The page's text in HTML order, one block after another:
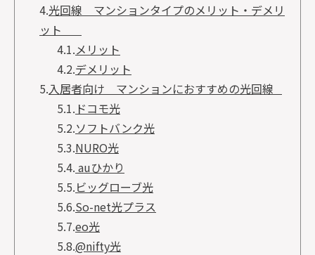
4.光回線 マンションタイプのメリット・デメリ
ット
4.1.メリット
4.2.デメリット
5.入居者向け マンションにおすすめの光回線
5.1. ドコモ光
5.2.ソフトバンク光
5.3.NURO光
5.4. auひかり
5.5.ビッグローブ光
5.6.So-net光プラス
5.7.eo光
5.8.@nifty光